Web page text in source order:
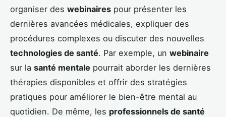
organiser des webinaires pour présenter les
dernières avancées médicales, expliquer des
procédures complexes ou discuter des nouvelles
technologies de santé. Par exemple, un webinaire
sur la santé mentale pourrait aborder les dernières
thérapies disponibles et offrir des stratégies
pratiques pour améliorer le bien-être mental au
quotidien. De même, les professionnels de santé